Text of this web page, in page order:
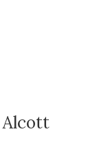
Alcott